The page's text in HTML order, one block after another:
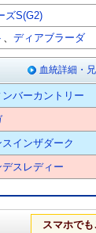
ズS(G2)
、 ディアブラーダ
血統詳細・
ンバーカントリー
スインザダーク
デスレディー
スマホでも